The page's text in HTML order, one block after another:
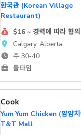
한국관 (Korean Village
Restaurant)
$16 ~ 경력에 따라 협
Calgary, Alberta
주 30-40
풀타임
Cook
Yum Yum Chicken (얌얌
T&T Mall